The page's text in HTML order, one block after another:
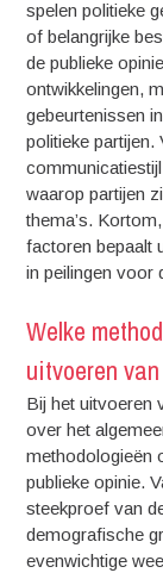
spelen politieke
of belangrijke
de publieke
ontwikkelingen,
gebeurtenissen
politieke partijen.
waarop partijen
thema’s.
factoren bepaalt
in peilingen voor
Welke
uitvoeren
Bij het uitvoeren
over het
methodologieën
publieke opinie.
steekproef van
demografische
evenwichtige